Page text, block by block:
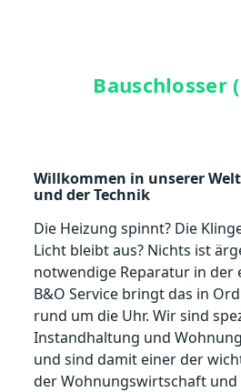
Bauschlosser
Willkommen in unserer
und der Technik
Die Heizung spinnt? Die
Licht bleibt aus? Nichts ist
notwendi­ge Reparatur in der
B&O Service bringt das in
rund um die Uhr. Wir sind
Instandhaltung und
und sind damit einer der
der Wohnungswirtschaft